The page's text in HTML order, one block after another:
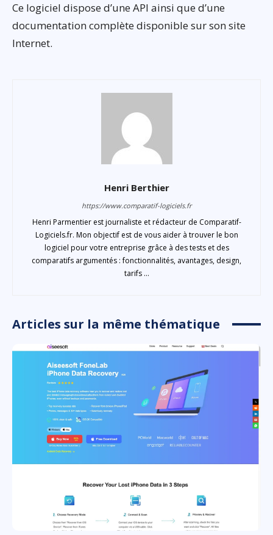
Ce logiciel dispose d’une API ainsi que d’une
documentation complète disponible sur son site
Internet.
Henri Berthier
https://www.comparatif-logiciels.fr
Henri Parmentier est journaliste et rédacteur de Comparatif-
Logiciels.fr. Mon objectif est de vous aider à trouver le bon
logiciel pour votre entreprise grâce à des tests et des
comparatifs argumentés : fonctionnalités, avantages, design,
tarifs ...
Articles sur la même thématique